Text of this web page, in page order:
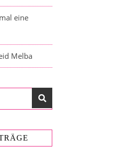
eine
Melba